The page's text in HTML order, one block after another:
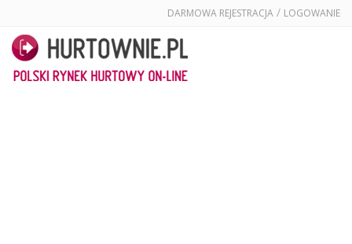
DARMOWA REJESTRACJA / LOGOWANIE